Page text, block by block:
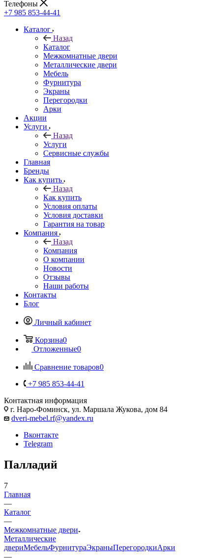
Телефоны
+7 985 853-44-41
Каталог
Назад
Каталог
Межкомнатные двери
Металлические двери
Мебель
Фурнитура
Экраны
Перегородки
Арки
Акции
Услуги
Назад
Услуги
Сервисные службы
Главная
Бренды
Как купить
Назад
Как купить
Условия оплаты
Условия доставки
Гарантия на товар
Компания
Назад
Компания
О компании
Новости
Отзывы
Наши работы
Контакты
Блог
Личный кабинет
Корзина0
Отложенные0
Сравнение товаров0
+7 985 853-44-41
Контактная информация
г. Наро-Фоминск, ул. Маршала Жукова, дом 84
dveri-mebel.rf@yandex.ru
Вконтакте
Telegram
Палладий
7
Главная
—
Каталог
—
Межкомнатные двери
Металлические
двериМебельФурнитураЭкраныПерегородкиАрки
—